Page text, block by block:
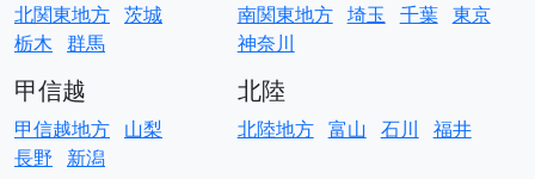
北関東地方 茨城
栃木 群馬
南関東地方 埼玉 千葉 東京
神奈川
甲信越
甲信越地方 山梨
長野
新潟
北陸
北陸地方 富山 石川 福井